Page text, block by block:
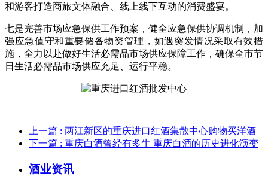
和游客打造商旅文体融合、线上线下互动的消费盛宴。
七是完善市场应急保供工作预案，健全应急保供协调机制，加
强应急值守和重要储备物资管理，如遇突发情况采取有效措
施，全力以赴做好生活必需品市场供应保障工作，确保全市节
日生活必需品市场供应充足、运行平稳。
上一篇 : 两江新区的重庆进口红酒集散中心购物买洋酒
下一篇 : 重庆白酒曾经有多牛 重庆白酒的历史进化演变
酒业资讯